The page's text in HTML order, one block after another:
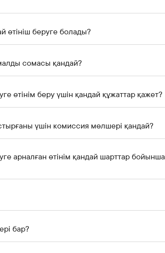
өтініш беруге болады?
сомасы қандай?
өтінім беру үшін қандай құжаттар қажет?
үшін комиссия мөлшері қандай?
арналған өтінім қандай шарттар бойынша
бар?